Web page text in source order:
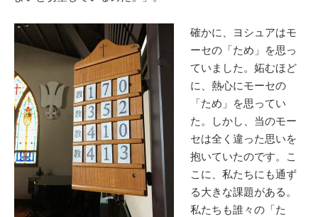
確かに、ヨシュアはモ
ーセの「ため」を思っ
ていました。妬むほど
に、熱心にモーセの
「ため」を思ってい
た。しかし、当のモー
セは全く違った思いを
抱いていたのです。こ
こに、私たちにも通ず
る大きな課題がある。
私たちも誰々の「た